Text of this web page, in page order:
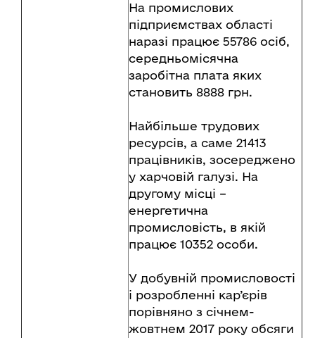
На промислових
підприємствах області
наразі працює 55786 осіб,
середньомісячна
заробітна плата яких
становить 8888 грн.
Найбільше трудових
ресурсів, а саме 21413
працівників, зосереджено
у харчовій галузі. На
другому місці –
енергетична
промисловість, в якій
працює 10352 особи.
У добувній промисловості
і розробленні кар’єрів
порівняно з січнем-
жовтнем 2017 року обсяги